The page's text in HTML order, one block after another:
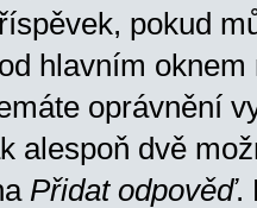
pokud
hlavním oknem
oprávnění
alespoň dvě
Přidat odpověď.